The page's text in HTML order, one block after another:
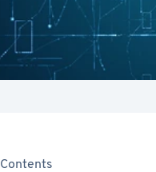
Contents